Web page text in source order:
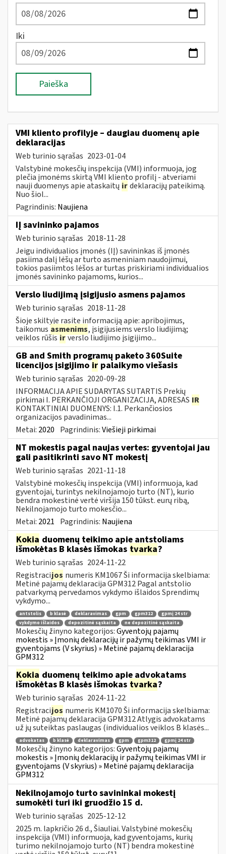
Iki
Paieška
VMI kliento profilyje – daugiau duomenų apie
deklaracijas
Web turinio sąrašas 2023-01-04
Valstybinė mokesčių inspekcija (VMI) informuoja, jog
plečia įmonėms skirtą VMI kliento profilį - atveriami
nauji duomenys apie ataskaitų irdeklaracijų pateikimą.
Nuo šiol...
Pagrindinis: Naujiena
IĮ savininko pajamos
Web turinio sąrašas 2018-11-28
Jeigu individualios įmonės (IĮ) savininkas iš įmonės
pasiima dalį lėšų ar turto asmeniniam naudojimui,
tokios pasiimtos lėšos ar turtas priskiriami individualios
įmonės savininko pajamoms, kurios...
Verslo liudijimą įsigijusio asmens pajamos
Web turinio sąrašas 2018-11-28
Šioje skiltyje rasite informaciją apie: apribojimus,
taikomus asmenims, įsigijusiems verslo liudijimą;
veiklos rūšisirverslo liudijimo įsigijimo...
GB and Smith programų paketo 360Suite
licencijos įsigijimo ir palaikymo viešasis
Web turinio sąrašas 2020-09-28
INFORMACIJA APIE SUDARYTAS SUTARTIS Prekių
pirkimai I. PERKANČIOJI ORGANIZACIJA, ADRESAS IR
KONTAKTINIAI DUOMENYS: I.1. Perkančiosios
organizacijos pavadinimas...
Metai: 2020 Pagrindinis:Viešieji pirkimai
NT mokestis pagal naujas vertes: gyventojai jau
gali pasitikrinti savo NT mokestį
Web turinio sąrašas 2021-11-18
Valstybinė mokesčių inspekcija (VMI) informuoja, kad
gyventojai, turintys nekilnojamojo turto (NT), kurio
bendra mokestinė vertė viršija 150 tūkst. eurų ribą,
Nekilnojamojo turto mokesčio...
Metai: 2021 Pagrindinis: Naujiena
Kokia duomenų teikimo apie antstoliams
išmokėtas B klasės išmokas tvarka?
Web turinio sąrašas 2024-11-22
Registracijos numeris KM1067 Ši informacija skelbiama:
Metinė pajamų deklaracija GPM312 Pagal antstolio
patvarkymą pervedamos vykdymo išlaidos Sprendimų
vykdymo...
antstolis b klasė deklaravimas gpm gpm312
gpmį 24 str
vykdymo išlaidos
depozitinė sąskaita ne depozitinė sąskaita
Mokesčių žinyno kategorijos:Gyventojų pajamų
mokestis » Įmonių deklaracijų ir pažymų teikimas VMI ir
gyventojams (V skyrius) » Metinė pajamų deklaracija
GPM312
Kokia duomenų teikimo apie advokatams
išmokėtas B klasės išmokas tvarka?
Web turinio sąrašas 2024-11-22
Registracijos numeris KM1070 Ši informacija skelbiama:
Metinė pajamų deklaracija GPM312 Atlygis advokatams
už jų suteiktas paslaugas (individualios veiklos B klasės...
advokatas b klasė deklaravimas gpm gpm312 gpmį 24 str
Mokesčių žinyno kategorijos:Gyventojų pajamų
mokestis » Įmonių deklaracijų ir pažymų teikimas VMI ir
gyventojams (V skyrius) » Metinė pajamų deklaracija
GPM312
Nekilnojamojo turto savininkai mokestį
sumokėti turi iki gruodžio 15 d.
Web turinio sąrašas 2025-12-12
2025 m. lapkričio 26 d., Šiauliai. Valstybinė mokesčių
inspekcija (VMI) informuoja, kad gyventojams, kurių
turimo nekilnojamojo turto (NT) bendra mokestinė